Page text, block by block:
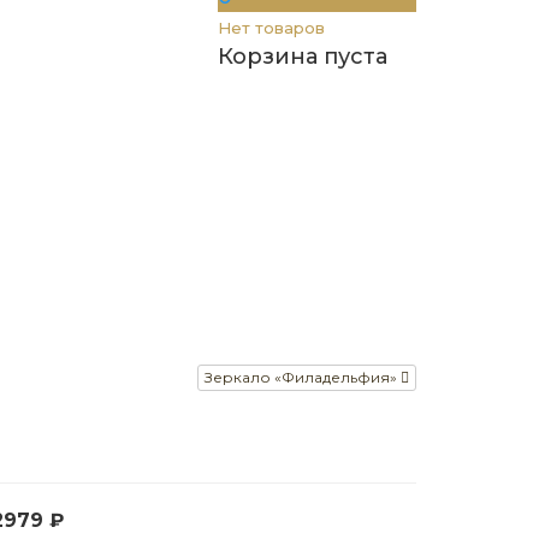
Нет товаров
Корзина пуста
Зеркало «Филадельфия»
₽